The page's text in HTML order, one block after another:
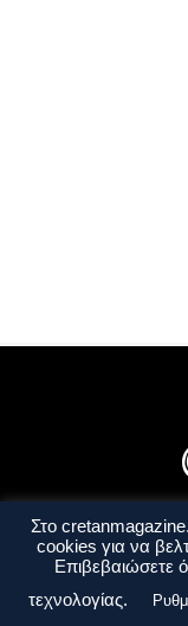
Ταυτότητα
Στο
cookies για να
Επιβεβαιώσετε
τεχνολογίας.